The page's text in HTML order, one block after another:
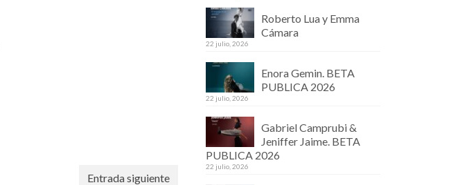
Entrada siguiente
Roberto Lua y Emma
Cámara
22 julio, 2026
Enora Gemin. BETA
PUBLICA 2026
22 julio, 2026
Gabriel Camprubi &
Jeniffer Jaime. BETA
PUBLICA 2026
22 julio, 2026